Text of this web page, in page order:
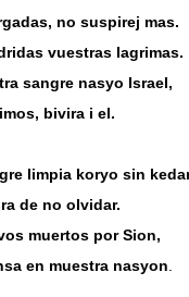
no suspirej mas.
vuestras lagrimas.
sangre nasyo Israel,
bivira i el.
limpia koryo sin
de no olvidar.
muertos por Sion,
en muestra nasyon